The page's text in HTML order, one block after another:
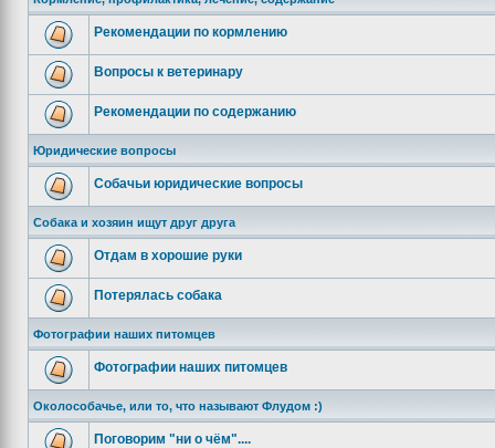
Рекомендации по кормлению
Вопросы к ветеринару
Рекомендации по содержанию
Юридические вопросы
Собачьи юридические вопросы
Собака и хозяин ищут друг друга
Отдам в хорошие руки
Потерялась собака
Фотографии наших питомцев
Фотографии наших питомцев
Околособачье, или то, что называют Флудом :)
Поговорим "ни о чём"....